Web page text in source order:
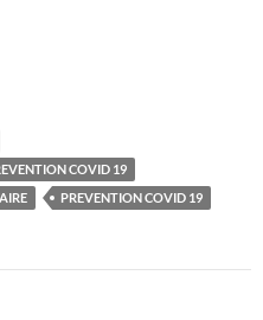
COVID 19
PREVENTION COVID 19